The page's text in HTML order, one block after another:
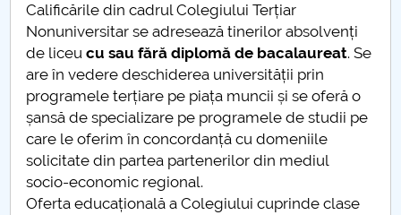
Relații Internaționale
PNRR
Proiect PRIM STUD
Proiect SU-ETIC
Protecția datelor personale
Calificările din cadrul Colegiului Terțiar
Nonuniversitar se adresează tinerilor absolvenți
de liceucu sau fără diplomă de bacalaureat. Se
are în vedere deschiderea universității prin
programele terțiare pe piața muncii și se oferă o
șansă de specializare pe programele de studii pe
care le oferim în concordanță cu domeniile
solicitate din partea partenerilor din mediul
socio-economic regional.
Oferta educațională a Colegiului cuprinde clase